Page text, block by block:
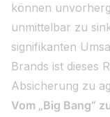
können
unmittelbar zu
signifikanten
Brands ist dieses
Absicherung zu
Vom „Big Bang“